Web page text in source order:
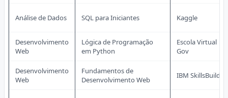
Análise de Dados SQL para Iniciantes Kaggle
Desenvolvimento
Web
Lógica de Programação
em Python
Escola Virtual
Gov
Desenvolvimento
Web
Fundamentos de
Desenvolvimento Web
IBM SkillsBuild